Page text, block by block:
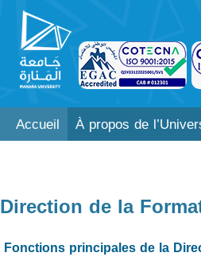
Accueil À propos de
Direction de la
Fonctions principales de la